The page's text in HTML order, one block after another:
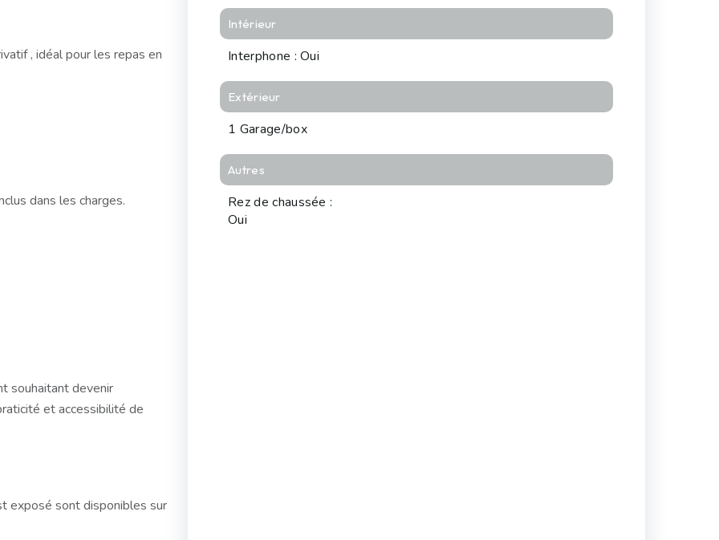
, idéal pour les repas en
dans les charges.
souhaitant devenir
et accessibilité de
exposé sont disponibles sur
Intérieur
Interphone : Oui
Extérieur
1 Garage/box
Autres
Rez de chaussée :
Oui